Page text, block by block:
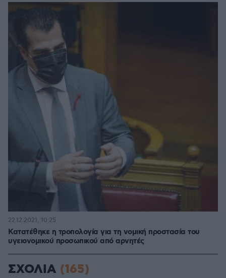
Κατατέθηκε η τροπολογία για τη νομική προστασία του
υγειονομικού προσωπικού από αρνητές
22.12.2021, 10:25
ΣΧΟΛΙΑ (165)